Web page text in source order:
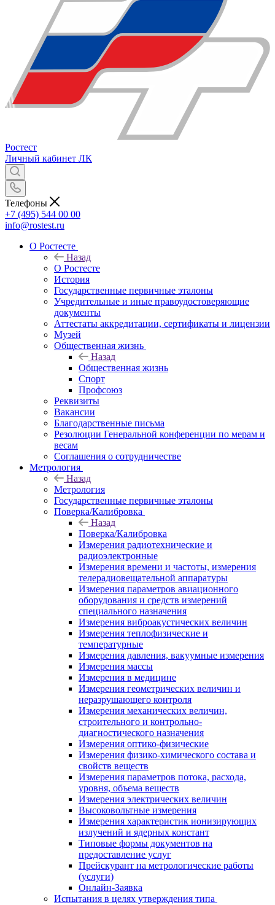
Ростест
Личный кабинет ЛК
Телефоны
+7 (495) 544 00 00
info@rostest.ru
О Ростесте
Назад
О Ростесте
История
Государственные первичные эталоны
Учредительные и иные правоудостоверяющие
документы
Аттестаты аккредитации, сертификаты и лицензии
Музей
Общественная жизнь
Назад
Общественная жизнь
Спорт
Профсоюз
Реквизиты
Вакансии
Благодарственные письма
Резолюции Генеральной конференции по мерам и
весам
Соглашения о сотрудничестве
Метрология
Назад
Метрология
Государственные первичные эталоны
Поверка/Калибровка
Назад
Поверка/Калибровка
Измерения радиотехнические и
радиоэлектронные
Измерения времени и частоты, измерения
телерадиовещательной аппаратуры
Измерения параметров авиационного
оборудования и средств измерений
специального назначения
Измерения виброакустических величин
Измерения теплофизические и
температурные
Измерения давления, вакуумные измерения
Измерения массы
Измерения в медицине
Измерения геометрических величин и
неразрушающего контроля
Измерения механических величин,
строительного и контрольно-
диагностического назначения
Измерения оптико-физические
Измерения физико-химического состава и
свойств веществ
Измерения параметров потока, расхода,
уровня, объема веществ
Измерения электрических величин
Высоковольтные измерения
Измерения характеристик ионизирующих
излучений и ядерных констант
Типовые формы документов на
предоставление услуг
Прейскурант на метрологические работы
(услуги)
Онлайн-Заявка
Испытания в целях утверждения типа